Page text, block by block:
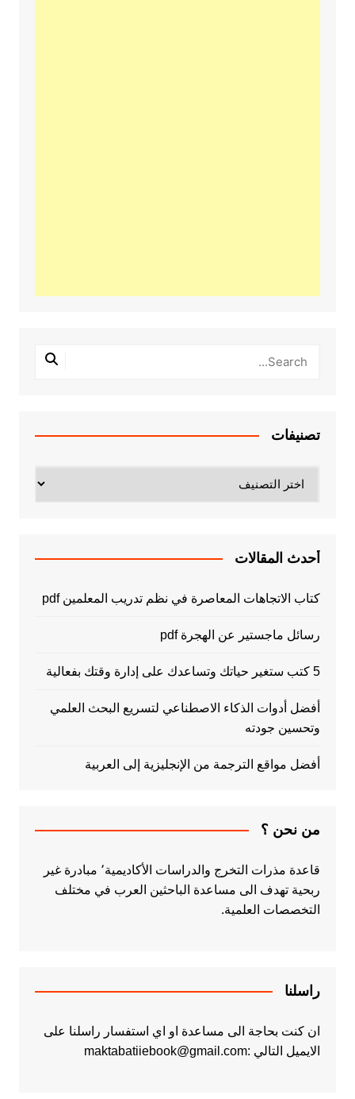
تصنيفات
أحدث المقالات
كتاب الاتجاهات المعاصرة في نظم تدريب المعلمين pdf
رسائل ماجستير عن الهجرة pdf
5 كتب ستغير حياتك وتساعدك على إدارة وقتك بفعالية
أفضل أدوات الذكاء الاصطناعي لتسريع البحث العلمي
وتحسين جودته
أفضل مواقع الترجمة من الإنجليزية إلى العربية
من نحن ؟
قاعدة مذرات التخرج والدراسات الأكاديمية٬ مبادرة غير
ربحية تهدف الى مساعدة الباحثين العرب في مختلف
التخصصات العلمية.
راسلنا
ان كنت بحاجة الى مساعدة او اي استفسار راسلنا على
الايميل التالي :maktabatiiebook@gmail.com